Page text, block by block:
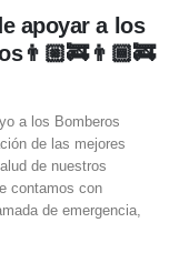
apoyar a los
a los Bomberos
de las mejores
de nuestros
contamos con
de emergencia,